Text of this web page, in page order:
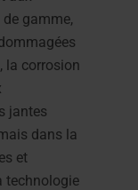
gamme,
la corrosion
jantes
dans la
et
technologie